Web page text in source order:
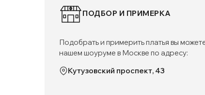
ПОДБОР И ПРИМЕРКА
Подобрать и примерить платья вы
нашем шоуруме в Москве по адресу:
Кутузовский проспект, 43